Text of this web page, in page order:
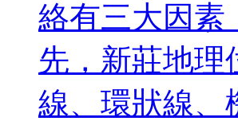
絡有三大因素
先，新莊地理
線、環狀線、